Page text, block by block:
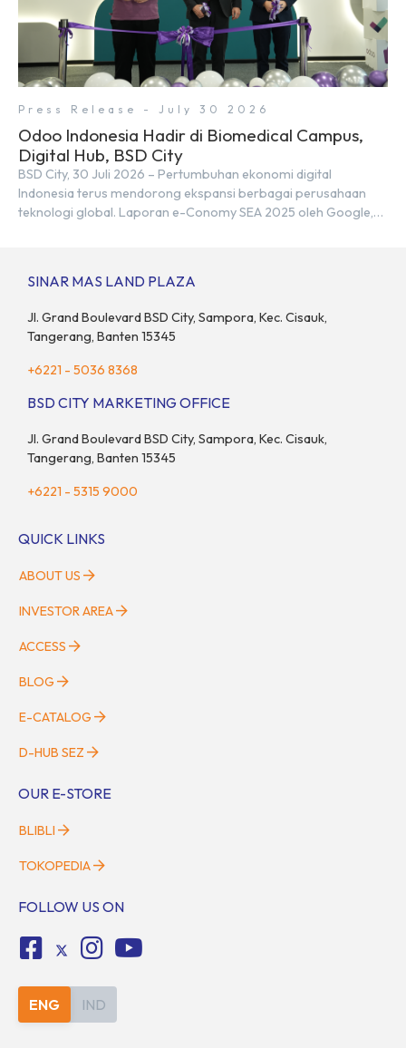
Press Release - July 30 2026
Odoo Indonesia Hadir di Biomedical Campus,
Digital Hub, BSD City
BSD City, 30 Juli 2026 – Pertumbuhan ekonomi digital
Indonesia terus mendorong ekspansi berbagai perusahaan
teknologi global. Laporan e-Conomy SEA 2025 oleh Google,
sebesar 14% dibandingkan dengan tahun sebelumnya. Kondisi
SINAR MAS LAND PLAZA
Jl. Grand Boulevard BSD City, Sampora, Kec. Cisauk,
Tangerang, Banten 15345
+6221 - 5036 8368
BSD CITY MARKETING OFFICE
Jl. Grand Boulevard BSD City, Sampora, Kec. Cisauk,
Tangerang, Banten 15345
+6221 - 5315 9000
QUICK LINKS
ABOUT US
INVESTOR AREA
ACCESS
BLOG
E-CATALOG
D-HUB SEZ
OUR E-STORE
BLIBLI
TOKOPEDIA
FOLLOW US ON
ENG IND